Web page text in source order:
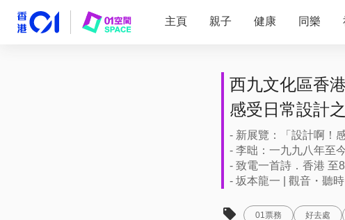
主頁 親子 健康 同樂
西九文化區香
感受日常設計
- 新展覽：「設計啊！
- 李昢：一九九八年至
- 致電一首詩．香港 至
- 坂本龍一 | 觀音・聽
01票務 好去處